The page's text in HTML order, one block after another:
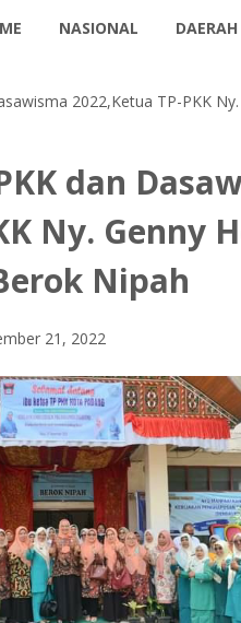
NASIONAL DAERAH
2022,Ketua TP-PKK
dan
Ny. Genny
Nipah
21, 2022